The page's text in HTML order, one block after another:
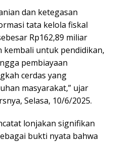
dan ketegasan
tata kelola fiskal
Rp162,89 miliar
kembali untuk pendidikan,
pembiayaan
cerdas yang
masyarakat,” ujar
Selasa, 10/6/2025.
lonjakan signifikan
bukti nyata bahwa